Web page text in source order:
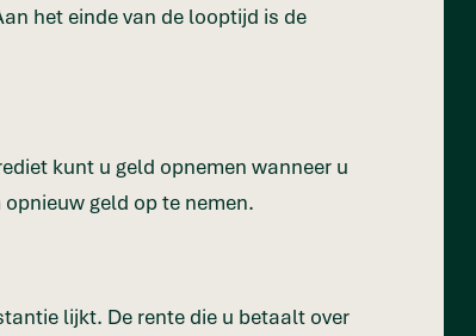
het einde van de looptijd is de
kunt u geld opnemen wanneer u
geld op te nemen.
lijkt. De rente die u betaalt over